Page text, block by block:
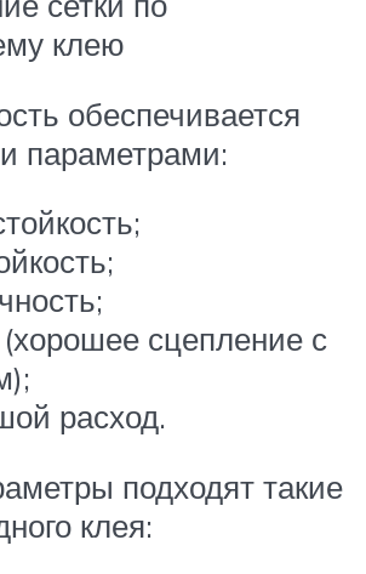
клею
обеспечивается
параметрами:
сцепление с
расход.
подходят такие
клея: